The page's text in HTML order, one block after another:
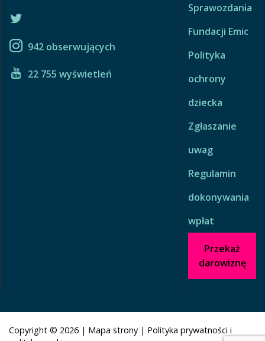
942 obserwujących
22 755 wyświetleń
Sprawozdania
Fundacji Emic
Polityka
ochrony
dziecka
Zgłaszanie
uwag
Regulamin
dokonywania
wpłat
Przekaż
darowiznę
Copyright © 2026 | Mapa strony | Polityka prywatności i